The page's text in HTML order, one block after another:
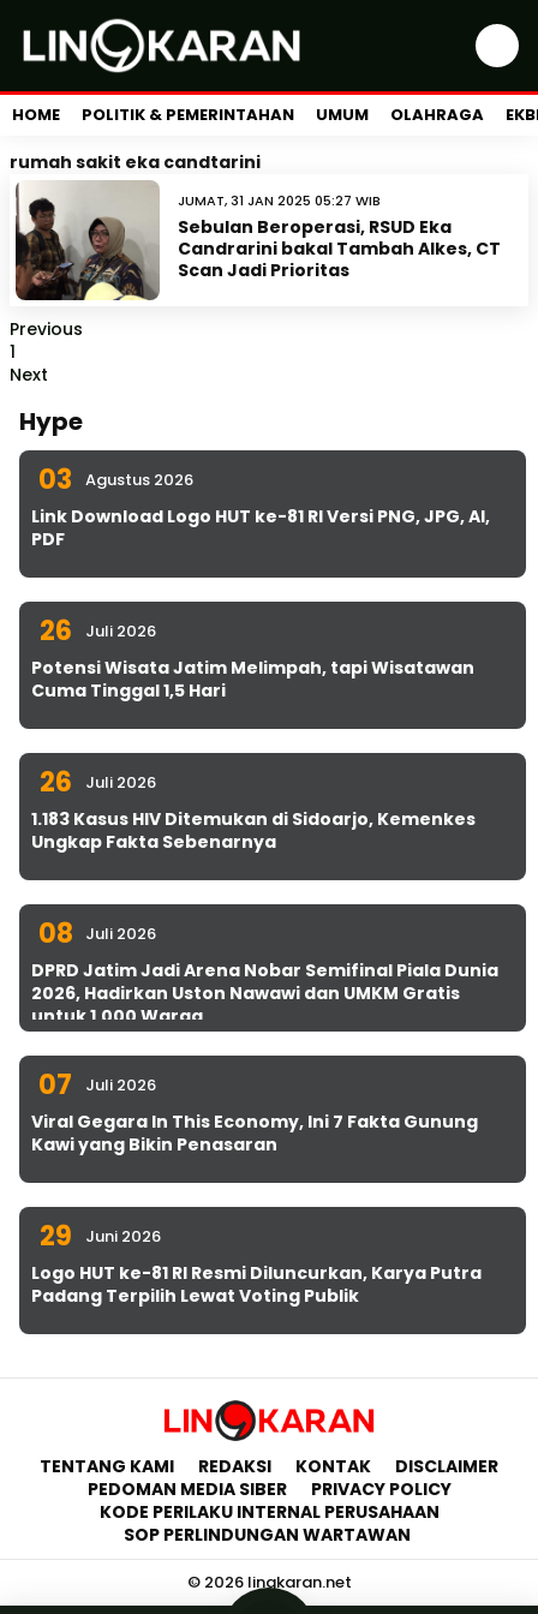
HOME POLITIK & PEMERINTAHAN UMUM OLAHRAGA
rumah sakit eka candtarini
JUMAT, 31 JAN 2025 05:27 WIB
Sebulan Beroperasi, RSUD Eka
Candrarini bakal Tambah Alkes, CT
Scan Jadi Prioritas
Previous
1
Next
Hype
03 Agustus 2026
Link Download Logo HUT ke-81 RI Versi PNG, JPG, AI,
PDF
26 Juli 2026
Potensi Wisata Jatim Melimpah, tapi Wisatawan
Cuma Tinggal 1,5 Hari
26 Juli 2026
1.183 Kasus HIV Ditemukan di Sidoarjo, Kemenkes
Ungkap Fakta Sebenarnya
08 Juli 2026
DPRD Jatim Jadi Arena Nobar Semifinal Piala Dunia
2026, Hadirkan Uston Nawawi dan UMKM Gratis
untuk 1.000 Warga
07 Juli 2026
Viral Gegara In This Economy, Ini 7 Fakta Gunung
Kawi yang Bikin Penasaran
29 Juni 2026
Logo HUT ke-81 RI Resmi Diluncurkan, Karya Putra
Padang Terpilih Lewat Voting Publik
TENTANG KAMI REDAKSI KONTAK
DISCLAIMER
PEDOMAN MEDIA SIBER
PRIVACY POLICY
KODE PERILAKU INTERNAL PERUSAHAAN
SOP PERLINDUNGAN WARTAWAN
© 2026 lingkaran.net